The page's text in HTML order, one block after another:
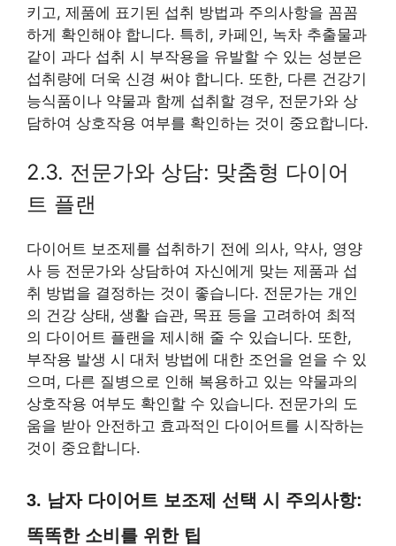
키고, 제품에 표기된 섭취 방법과 주의사항을 꼼꼼
하게 확인해야 합니다. 특히, 카페인, 녹차 추출물과
같이 과다 섭취 시 부작용을 유발할 수 있는 성분은
섭취량에 더욱 신경 써야 합니다. 또한, 다른 건강기
능식품이나 약물과 함께 섭취할 경우, 전문가와 상
담하여 상호작용 여부를 확인하는 것이 중요합니다.
2.3. 전문가와 상담: 맞춤형 다이어
트 플랜
다이어트 보조제를 섭취하기 전에 의사, 약사, 영양
사 등 전문가와 상담하여 자신에게 맞는 제품과 섭
취 방법을 결정하는 것이 좋습니다. 전문가는 개인
의 건강 상태, 생활 습관, 목표 등을 고려하여 최적
의 다이어트 플랜을 제시해 줄 수 있습니다. 또한,
부작용 발생 시 대처 방법에 대한 조언을 얻을 수 있
으며, 다른 질병으로 인해 복용하고 있는 약물과의
상호작용 여부도 확인할 수 있습니다. 전문가의 도
움을 받아 안전하고 효과적인 다이어트를 시작하는
것이 중요합니다.
3. 남자 다이어트 보조제 선택 시 주의사항:
똑똑한 소비를 위한 팁